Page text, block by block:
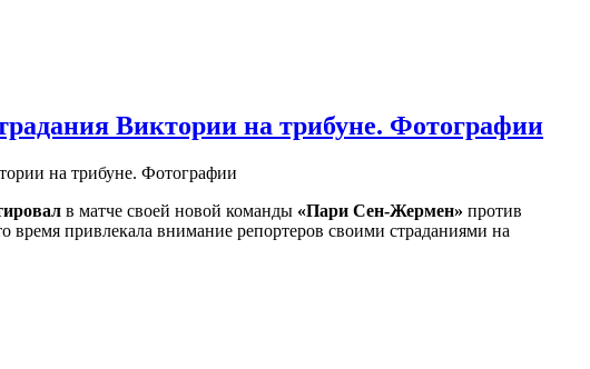
Виктории на трибуне. Фотографии
в матче своей новой команды «Пари Сен-Жермен» против
время привлекала внимание репортеров своими страданиями на